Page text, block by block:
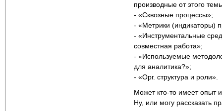
производные от этого
- «Сквозные процессы»;
- «Метрики (индикаторы)
- «Инструментальные
совместная работа»;
- «Используемые
для аналитика?»;
- «Орг. структура и роли».
Может кто-то имеет опыт
Ну, или могу рассказать